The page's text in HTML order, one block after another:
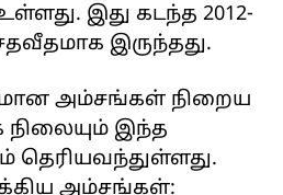
இது கடந்த 2012-
இருந்தது.
அம்சங்கள் நிறைய
நிலையும் இந்த
அம்சங்கள்: